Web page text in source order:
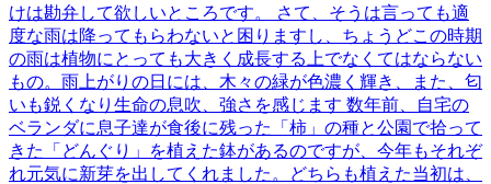
けは勘弁して欲しいところです。 さて、そうは言っても適
度な雨は降ってもらわないと困りますし、ちょうどこの時期
の雨は植物にとっても大きく成長する上でなくてはならない
もの。雨上がりの日には、木々の緑が色濃く輝き、また、匂
いも鋭くなり生命の息吹、強さを感じます 数年前、自宅の
ベランダに息子達が食後に残った「柿」の種と公園で拾って
きた「どんぐり」を植えた鉢があるのですが、今年もそれぞ
れ元気に新芽を出してくれました。どちらも植えた当初は、